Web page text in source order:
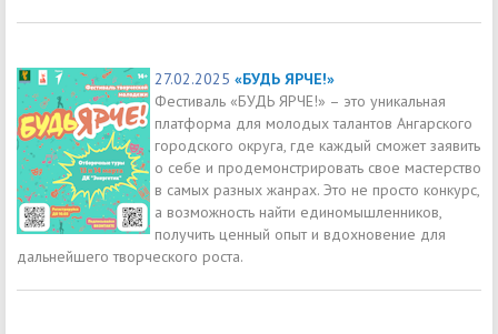
27.02.2025 «БУДЬ ЯРЧЕ!»
Фестиваль «БУДЬ ЯРЧЕ!» – это уникальная
платформа для молодых талантов Ангарского
городского округа, где каждый сможет заявить
о себе и продемонстрировать свое мастерство
в самых разных жанрах. Это не просто конкурс,
а возможность найти единомышленников,
получить ценный опыт и вдохновение для
дальнейшего творческого роста.